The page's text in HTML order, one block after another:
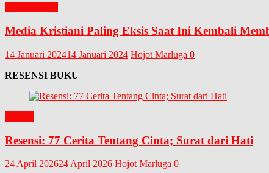
Media Kristiani Paling Eksis Saat Ini Kembali
14 Januari 202414 Januari 2024 Hojot Marluga 0
RESENSI BUKU
Resensi: 77 Cerita Tentang Cinta; Surat dari Hati
24 April 202624 April 2026 Hojot Marluga 0